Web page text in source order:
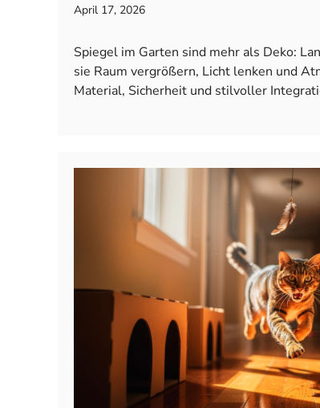
April 17, 2026
Spiegel im Garten sind mehr als Deko:
sie Raum vergrößern, Licht lenken und
Material, Sicherheit und stilvoller